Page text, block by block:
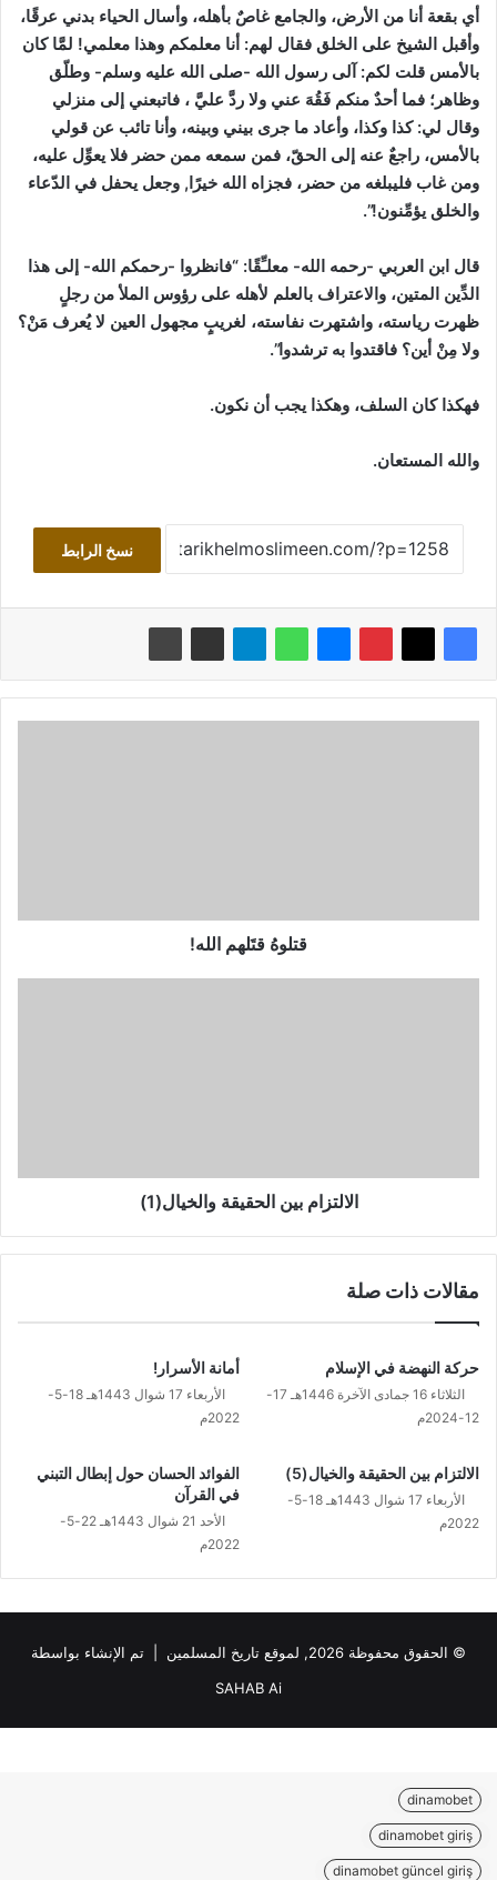
أي بقعة أنا من الأرض، والجامع غاصٌ بأهله، وأسال الحياء بدني عرقًا،
وأقبل الشيخ على الخلق فقال لهم: أنا معلمكم وهذا معلمي! لمَّا كان
بالأمس قلت لكم: آلى رسول الله -صلى الله عليه وسلم- وطلّق
وظاهر؛ فما أحدٌ منكم فَقُهَ عني ولا ردَّ عليَّ ، فاتبعني إلى منزلي
وقال لي: كذا وكذا، وأعاد ما جرى بيني وبينه، وأنا تائب عن قولي
بالأمس، راجعٌ عنه إلى الحقّ، فمن سمعه ممن حضر فلا يعوِّل عليه،
ومن غاب فليبلغه من حضر، فجزاه الله خيرًا, وجعل يحفل في الدّعاء
والخلق يؤمِّنون!”.
قال ابن العربي -رحمه الله- معلـِّقًا: “فانظروا -رحمكم الله- إلى هذا
الدِّين المتين، والاعتراف بالعلم لأهله على رؤوس الملأ من رجلٍ
ظهرت رياسته، واشتهرت نفاسته، لغريبٍ مجهول العين لا يُعرف مَنْ؟
ولا مِنْ أين؟ فاقتدوا به ترشدوا”.
فهكذا كان السلف، وهكذا يجب أن نكون.
والله المستعان.
نسخ الرابط
قتلوهُ قتَلهم الله!
الالتزام بين الحقيقة والخيال(1)
مقالات ذات صلة
حركة النهضة في الإسلام
الثلاثاء 16 جمادى الآخرة 1446هـ 17-
12-2024م
أمانة الأسرار!
الأربعاء 17 شوال 1443هـ 18-5-
2022م
الالتزام بين الحقيقة والخيال(5)
الأربعاء 17 شوال 1443هـ 18-5-
2022م
الفوائد الحسان حول إبطال التبني
في القرآن
الأحد 21 شوال 1443هـ 22-5-
2022م
© الحقوق محفوظة 2026, لموقع تاريخ المسلمين | تم الإنشاء بواسطة
SAHAB Ai
dinamobet
dinamobet giriş
dinamobet güncel giriş